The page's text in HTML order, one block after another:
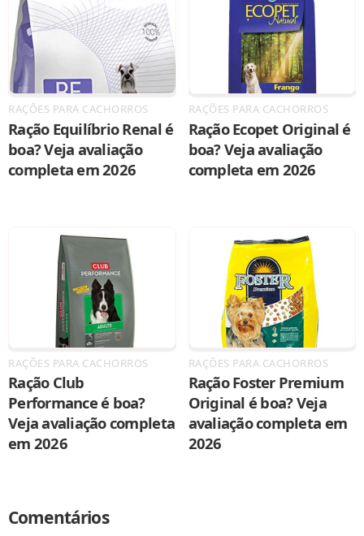
RAÇÕES PARA CACHORROS
Ração Equilíbrio Renal é
boa? Veja avaliação
completa em 2026
RAÇÕES PARA CACHORROS
Ração Ecopet Original é
boa? Veja avaliação
completa em 2026
RAÇÕES PARA CACHORROS
Ração Club
Performance é boa?
Veja avaliação completa
em 2026
RAÇÕES PARA CACHORROS
Ração Foster Premium
Original é boa? Veja
avaliação completa em
2026
Comentários